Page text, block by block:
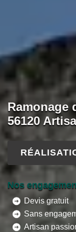
Ramonage
56120
Nos
Devis gratuit
Sans
Artisan